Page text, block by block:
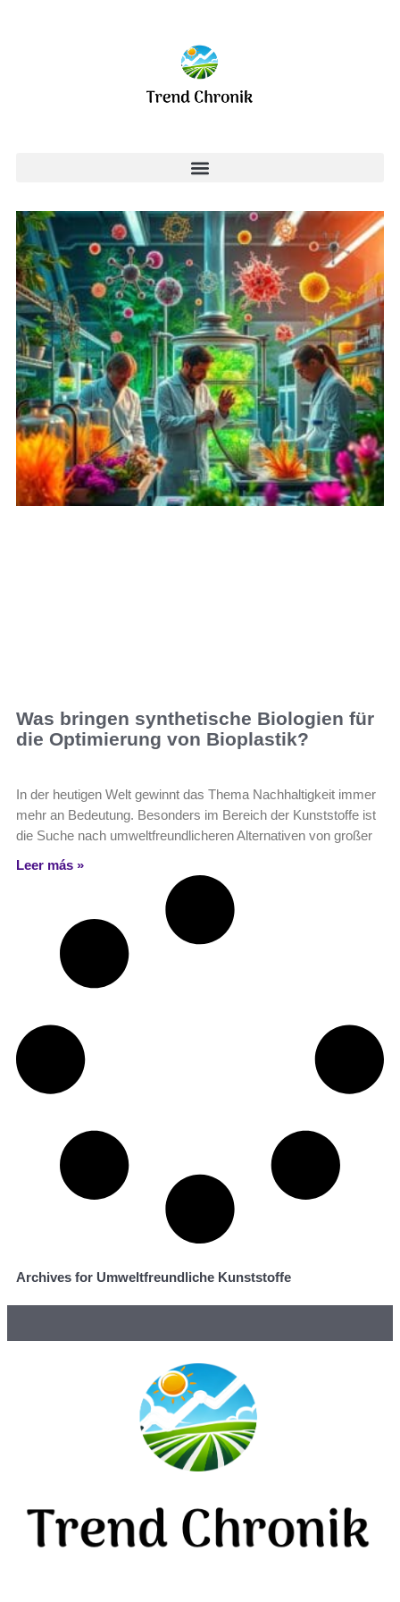
Was bringen synthetische Biologien für
die Optimierung von Bioplastik?
In der heutigen Welt gewinnt das Thema Nachhaltigkeit immer
mehr an Bedeutung. Besonders im Bereich der Kunststoffe ist
die Suche nach umweltfreundlicheren Alternativen von großer
Leer más »
Archives for Umweltfreundliche Kunststoffe